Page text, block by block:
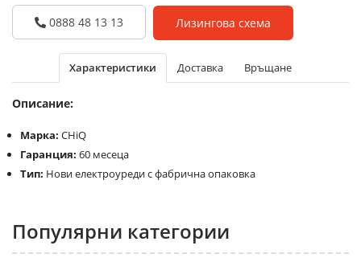
0888 48 13 13 Лизингова схема
Характеристики Доставка Връщане
Описание:
Марка: CHiQ
Гаранция: 60 месеца
Тип: Нови електроуреди с фабрична опаковка
Популярни категории